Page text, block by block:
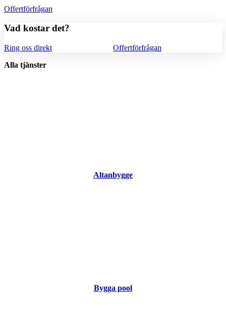
Offertförfrågan
Vad kostar det?
Ring oss direkt
Offertförfrågan
Alla tjänster
Altanbygge
Bygga pool